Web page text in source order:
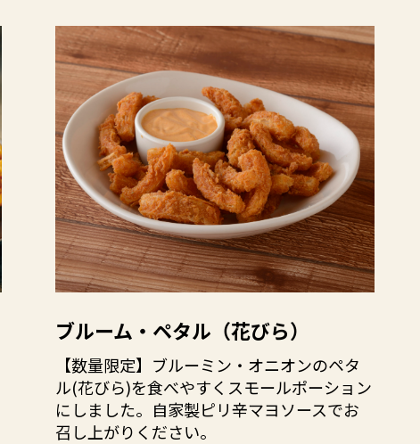
ブルーム・ペタル（花びら）
【数量限定】ブルーミン・オニオンのペタ
ル(花びら)を食べやすくスモールポーション
にしました。自家製ピリ辛マヨソースでお
召し上がりください。